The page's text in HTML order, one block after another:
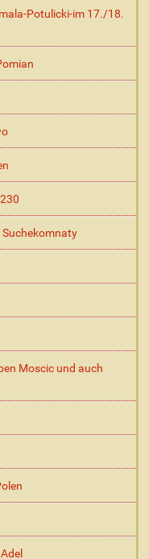
Potulicki-im 17./18.
Suchekomnaty
Moscic und auch